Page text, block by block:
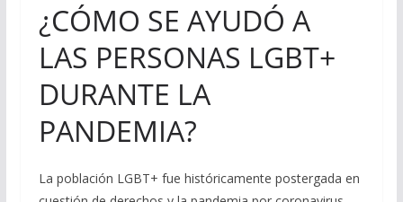
¿CÓMO SE AYUDÓ A
LAS PERSONAS LGBT+
DURANTE LA
PANDEMIA?
La población LGBT+ fue históricamente postergada en